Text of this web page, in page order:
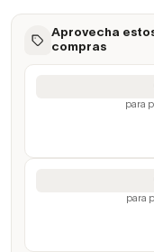
Aprovecha
compras
para
para